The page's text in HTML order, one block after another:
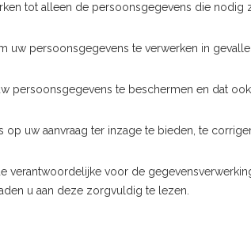
tot alleen de persoonsgegevens die nodig
uw persoonsgegevens te verwerken in
persoonsgegevens te beschermen en dat
uw aanvraag ter inzage te bieden, te
verantwoordelijke voor de
u aan deze zorgvuldig te lezen.